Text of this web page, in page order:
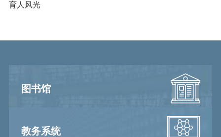
育人风光
图书馆
教务系统